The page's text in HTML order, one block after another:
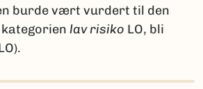
burde vært vurdert til den
lav risiko LO, bli